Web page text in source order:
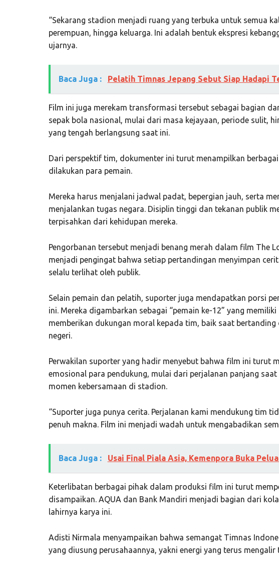
“Sekarang stadion menjadi ruang yang terbuka untuk semua
perempuan, hingga keluarga. Ini adalah bentuk ekspresi
ujarnya.
Baca Juga : Pelatih Timnas Jepang Sebut Siap Hadapi
Film ini juga merekam transformasi tersebut sebagai bagian
sepak bola nasional, mulai dari masa kejayaan, periode sulit,
yang tengah berlangsung saat ini.
Dari perspektif tim, dokumenter ini turut menampilkan
dilakukan para pemain.
Mereka harus menjalani jadwal padat, bepergian jauh, serta
menjalankan tugas negara. Disiplin tinggi dan tekanan publik
terpisahkan dari kehidupan mereka.
Pengorbanan tersebut menjadi benang merah dalam film The
menjadi pengingat bahwa setiap pertandingan menyimpan
selalu terlihat oleh publik.
Selain pemain dan pelatih, suporter juga mendapatkan porsi
ini. Mereka digambarkan sebagai “pemain ke-12” yang
memberikan dukungan moral kepada tim, baik saat
negeri.
Perwakilan suporter yang hadir menyebut bahwa film ini turut
emosional para pendukung, mulai dari perjalanan panjang
momen kebersamaan di stadion.
“Suporter juga punya cerita. Perjalanan kami mendukung tim
penuh makna. Film ini menjadi wadah untuk mengabadikan
Baca Juga : Usai Final Piala Asia, Kemenpora Buka
Keterlibatan berbagai pihak dalam produksi film ini turut
disampaikan. AQUA dan Bank Mandiri menjadi bagian dari
lahirnya karya ini.
Adisti Nirmala menyampaikan bahwa semangat Timnas
yang diusung perusahaannya, yakni energi yang terus mengalir